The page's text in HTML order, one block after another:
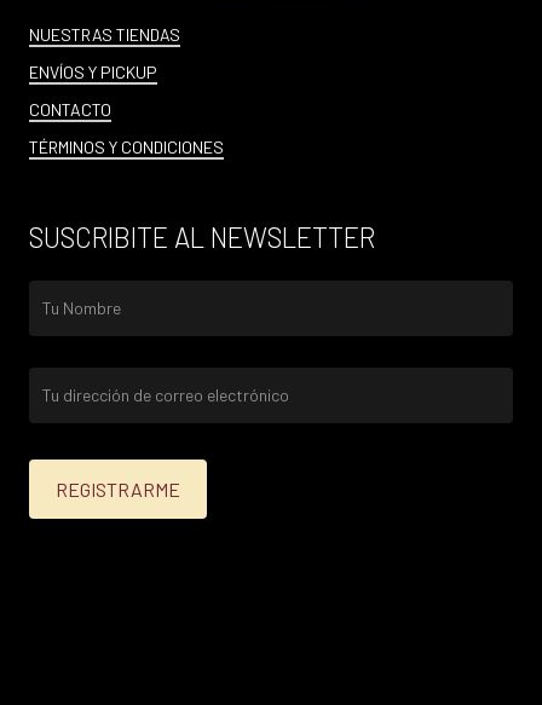
NUESTRAS TIENDAS
ENVÍOS Y PICKUP
CONTACTO
TÉRMINOS Y CONDICIONES
SUSCRIBITE AL NEWSLETTER